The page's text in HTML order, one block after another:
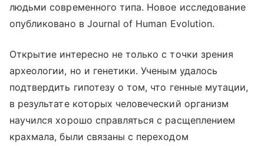
людьми современного типа. Новое исследование
опубликовано в Journal of Human Evolution.
Открытие интересно не только с точки зрения
археологии, но и генетики. Ученым удалось
подтвердить гипотезу о том, что генные мутации,
в результате которых человеческий организм
научился хорошо справляться с расщеплением
крахмала, были связаны с переходом